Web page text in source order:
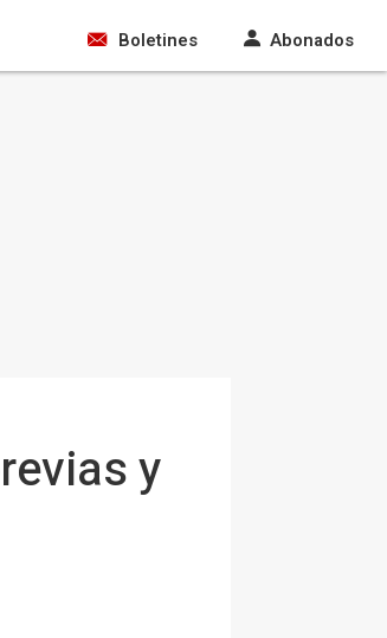
Boletines Abonados
y